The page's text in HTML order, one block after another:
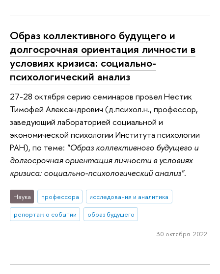
Образ коллективного будущего и
долгосрочная ориентация личности в
условиях кризиса: социально-
психологический анализ
27-28 октября серию семинаров провел Нестик
Тимофей Александрович (д.психол.н., профессор,
заведующий лабораторией социальной и
экономической психологии Института психологии
РАН), по теме: "Образ коллективного будущего и
долгосрочная ориентация личности в условиях
кризиса: социально-психологический анализ".
Наука профессора
исследования и аналитика
репортаж о событии
образ будущего
30 октября 2022